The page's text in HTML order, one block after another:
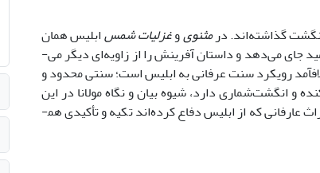
گذاشته‌­اند. درمثنویوغزلیات شمسابلیس همان
جای می‌دهد و داستان آفرینش را از زاویه‌­ای دیگر می‌­
رویکرد سنت عرفانی به ابلیس است؛ سنتی محدود و
و انگشت­‌شماری دارد، شیوه بیان و نگاه مولانا در این
که از ابلیس دفاع کرده­‌اند تکیه و تأکیدی هم­